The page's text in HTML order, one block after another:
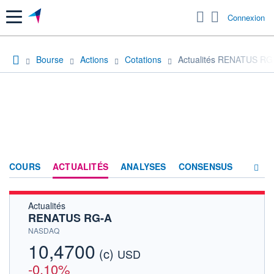
Menu Connexion
Bourse Actions Cotations Actualités RENATUS
COURS ACTUALITÉS ANALYSES CONSENSUS
ACTIONNAIRES
Actualités
RENATUS RG-A
NASDAQ
10,4700 (c) USD
-0,10%